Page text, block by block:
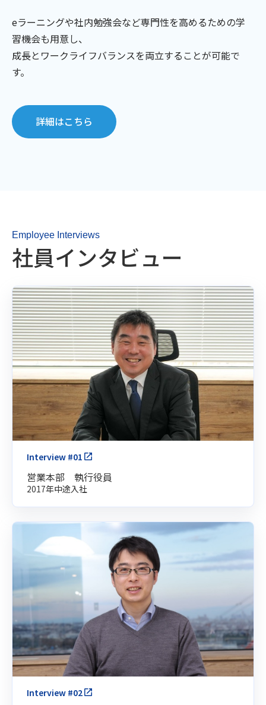
eラーニングや社内勉強会など専門性を高めるための学
習機会も用意し、
成長とワークライフバランスを両立することが可能で
す。
詳細はこちら
Employee Interviews
社員インタビュー
Interview #01
営業本部 執行役員
2017年中途入社
Interview #02